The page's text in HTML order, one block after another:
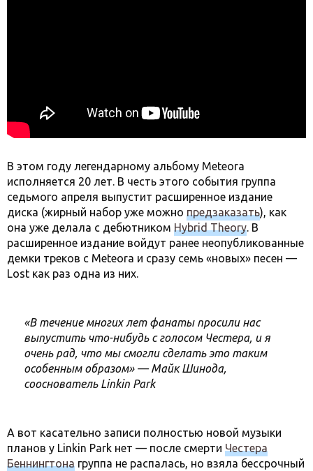
В этом году легендарному альбому Meteora
исполняется 20 лет. В честь этого события группа
седьмого апреля выпустит расширенное издание
диска (жирный набор уже можно предзаказать), как
она уже делала с дебютником Hybrid Theory. В
расширенное издание войдут ранее неопубликованные
демки треков с Meteora и сразу семь «новых» песен —
Lost как раз одна из них.
«В течение многих лет фанаты просили нас
выпустить что-нибудь с голосом Честера, и я
очень рад, что мы смогли сделать это таким
особенным образом» — Майк Шинода,
сооснователь Linkin Park
А вот касательно записи полностью новой музыки
планов у Linkin Park нет — после смерти Честера
Беннингтона группа не распалась, но взяла бессрочный